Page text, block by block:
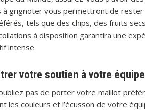
à grignoter vous permettront de
tels que des chips, des fruits
à disposition garantira une
intense.
votre soutien à votre
pas de porter votre maillot
les couleurs et l’écusson de votre